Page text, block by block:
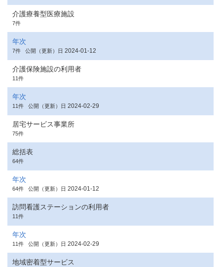
介護療養型医療施設
7件
年次
7件 公開（更新）日 2024-01-12
介護保険施設の利用者
11件
年次
11件 公開（更新）日 2024-02-29
居宅サービス事業所
75件
総括表
64件
年次
64件 公開（更新）日 2024-01-12
訪問看護ステーションの利用者
11件
年次
11件 公開（更新）日 2024-02-29
地域密着型サービス